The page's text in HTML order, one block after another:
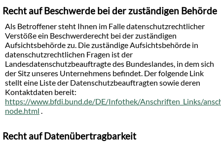
Recht auf Beschwerde bei der zuständigen Behörde
Als Betroffener steht Ihnen im Falle datenschutzrechtlicher
Verstöße ein Beschwerderecht bei der zuständigen
Aufsichtsbehörde zu. Die zuständige Aufsichtsbehörde in
datenschutzrechtlichen Fragen ist der
Landesdatenschutzbeauftragte des Bundeslandes, in dem sich
der Sitz unseres Unternehmens befindet. Der folgende Link
stellt eine Liste der Datenschutzbeauftragten sowie deren
Kontaktdaten bereit:
https://www.bfdi.bund.de/DE/Infothek/Anschriften_Links/
node.html .
Recht auf Datenübertragbarkeit